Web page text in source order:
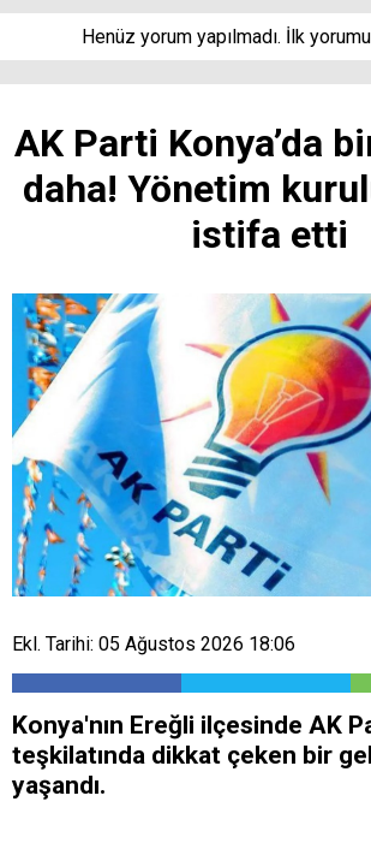
Henüz yorum yapılmadı. İlk
AK Parti Konya’da
daha! Yönetim
istifa etti
Ekl. Tarihi: 05 Ağustos 2026 18:06
​Konya'nın Ereğli ilçesinde AK
teşkilatında dikkat çeken bir
yaşandı.